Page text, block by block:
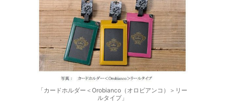
「カードホルダー＜Orobianco（オロビアンコ）＞リー
ルタイプ」